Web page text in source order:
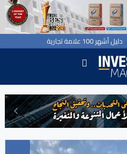
دليل أشهر 100 علامة تجارية